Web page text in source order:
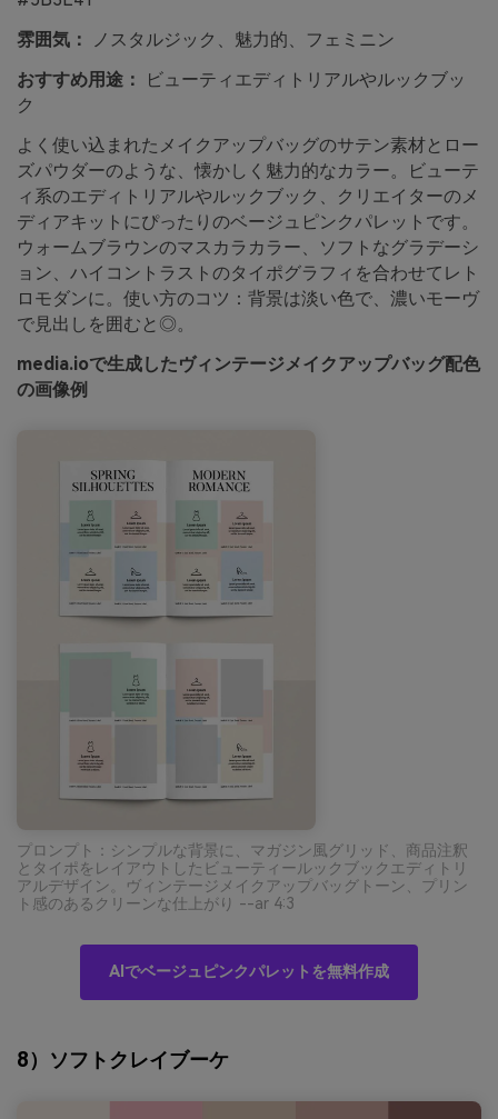
雰囲気：
ノスタルジック、魅力的、フェミニン
おすすめ用途：
ビューティエディトリアルやルックブッ
ク
よく使い込まれたメイクアップバッグのサテン素材とロー
ズパウダーのような、懐かしく魅力的なカラー。ビューテ
ィ系のエディトリアルやルックブック、クリエイターのメ
ディアキットにぴったりのベージュピンクパレットです。
ウォームブラウンのマスカラカラー、ソフトなグラデーシ
ョン、ハイコントラストのタイポグラフィを合わせてレト
ロモダンに。使い方のコツ：背景は淡い色で、濃いモーヴ
で見出しを囲むと◎。
media.ioで生成したヴィンテージメイクアップバッグ配色
の画像例
プロンプト：シンプルな背景に、マガジン風グリッド、商品注釈
とタイポをレイアウトしたビューティールックブックエディトリ
アルデザイン。ヴィンテージメイクアップバッグトーン、プリン
ト感のあるクリーンな仕上がり --ar 4:3
AIでベージュピンクパレットを無料作成
8）ソフトクレイブーケ